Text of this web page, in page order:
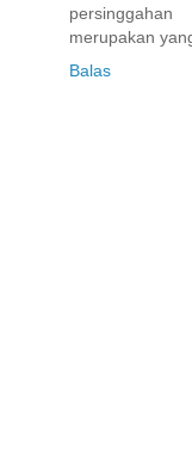
merupakan
Balas